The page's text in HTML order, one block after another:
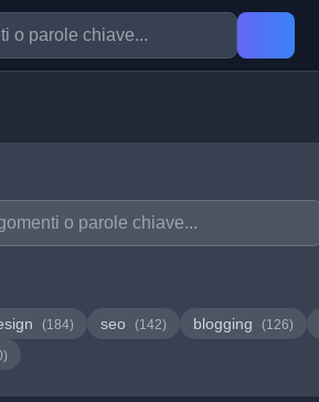
(184) seo (142) blogging (126)